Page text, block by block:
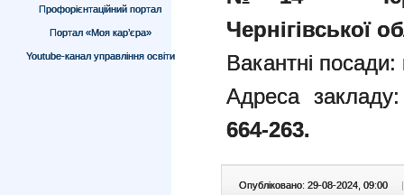
Профорієнтаційний портал
Портал «Моя кар’єра»
Youtube-канал управління освіти
Чернігівської
Вакантні посади:
Адреса закладу:
664-263.
Опубліковано: 29-08-2024, 09:00 |